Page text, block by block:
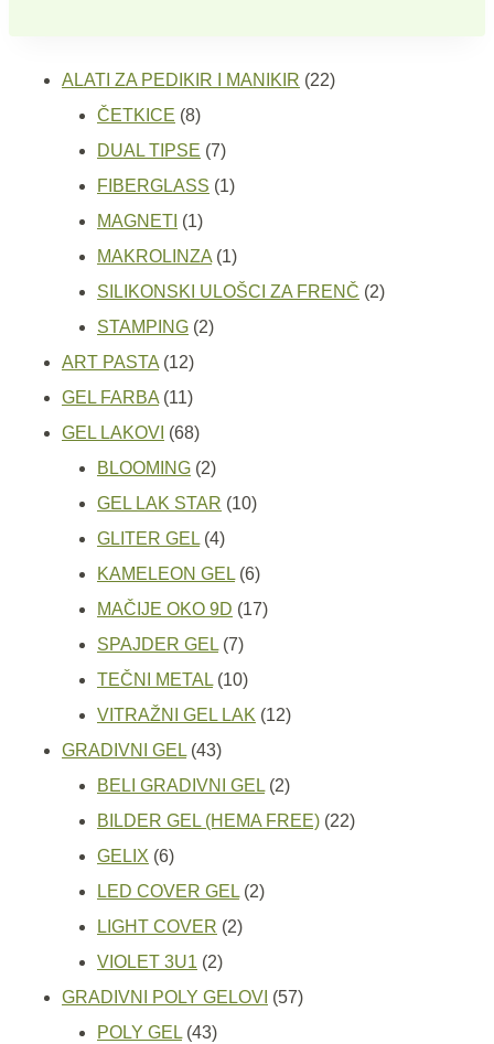
ALATI ZA PEDIKIR I MANIKIR 2222
ČETKICE 88
proizvoda
DUAL TIPSE 77
proizvoda
FIBERGLASS 11
MAGNETI 11
proizvod
MAKROLINZA 11
proizvod
SILIKONSKI ULOŠCI ZA FRENČ 22
STAMPING 22
ART PASTA 1212
proizvoda
GEL FARBA 1111
proizvoda
GEL LAKOVI 6868
proizvoda
BLOOMING 22
proizvoda
GEL LAK STAR 1010
GLITER GEL 44
proizvoda
KAMELEON GEL 66
proizvoda
MAČIJE OKO 9D 1717
SPAJDER GEL 77
proizvoda
TEČNI METAL 1010
proizvoda
VITRAŽNI GEL LAK 1212
GRADIVNI GEL 4343
proizvoda
BELI GRADIVNI GEL 22
proizvoda
BILDER GEL (HEMA FREE) 2222
GELIX 66
proizvoda
LED COVER GEL 22
LIGHT COVER 22
VIOLET 3U1 22
proizvoda
GRADIVNI POLY GELOVI 5757
POLY GEL 4343